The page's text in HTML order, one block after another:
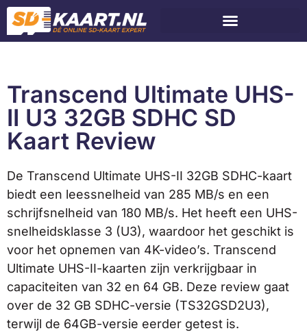
Transcend Ultimate UHS-
II U3 32GB SDHC SD
Kaart Review
De Transcend Ultimate UHS-II 32GB SDHC-kaart
biedt een leessnelheid van 285 MB/s en een
schrijfsnelheid van 180 MB/s. Het heeft een UHS-
snelheidsklasse 3 (U3), waardoor het geschikt is
voor het opnemen van 4K-video’s. Transcend
Ultimate UHS-II-kaarten zijn verkrijgbaar in
capaciteiten van 32 en 64 GB. Deze review gaat
over de 32 GB SDHC-versie (TS32GSD2U3),
terwijl de 64GB-versie eerder getest is.